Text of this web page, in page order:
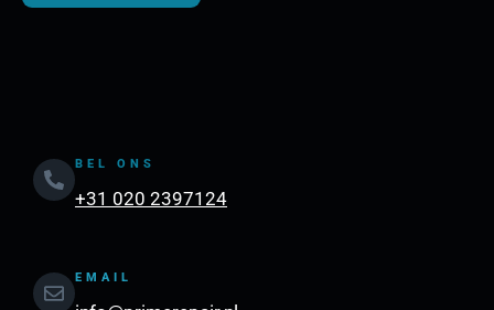
BEL ONS
+31 020 2397124
EMAIL